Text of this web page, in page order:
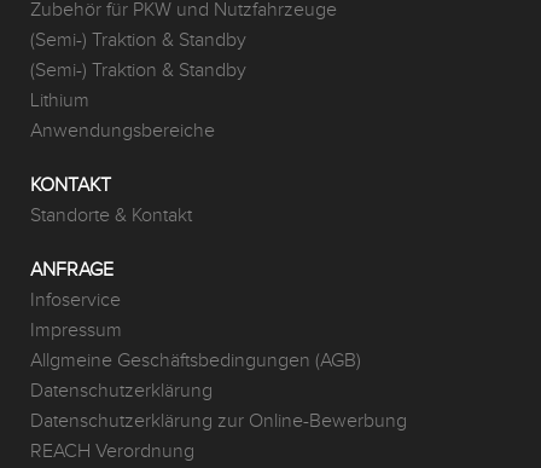
Zubehör für PKW und Nutzfahrzeuge
(Semi-) Traktion & Standby
(Semi-) Traktion & Standby
Lithium
Anwendungsbereiche
KONTAKT
Standorte & Kontakt
ANFRAGE
Infoservice
Impressum
Allgmeine Geschäftsbedingungen (AGB)
Datenschutzerklärung
Datenschutzerklärung zur Online-Bewerbung
REACH Verordnung